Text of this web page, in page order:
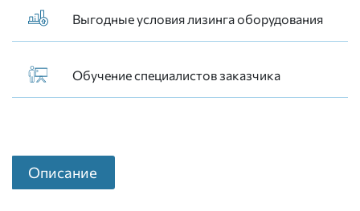
Выгодные условия лизинга оборудования
Обучение специалистов заказчика
Описание